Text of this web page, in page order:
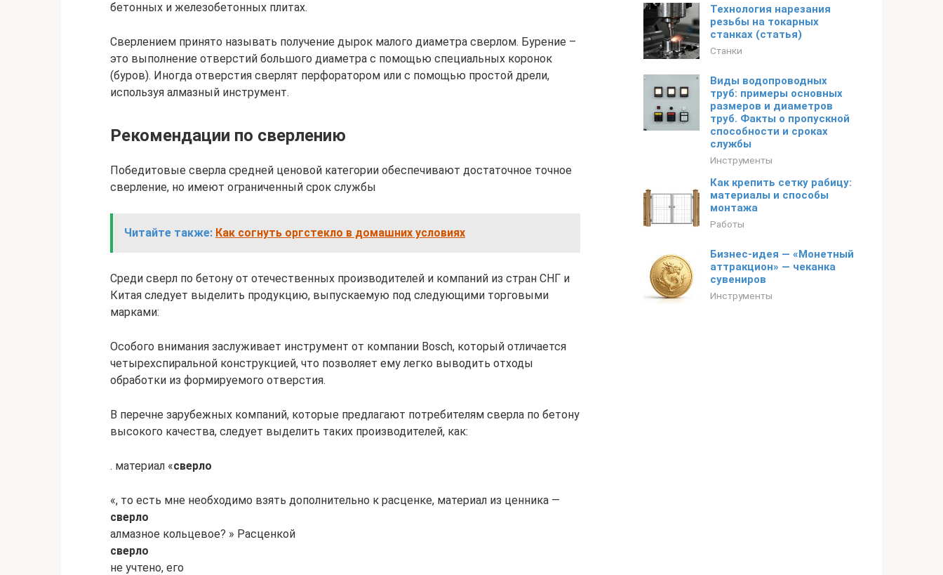
бетонных и железобетонных плитах.
Сверлением принято называть получение дырок малого диаметра сверлом. Бурение –
это выполнение отверстий большого диаметра с помощью специальных коронок
(буров). Иногда отверстия сверлят перфоратором или с помощью простой дрели,
используя алмазный инструмент.
Рекомендации по сверлению
Победитовые сверла средней ценовой категории обеспечивают достаточное точное
сверление, но имеют ограниченный срок службы
Читайте также: Как согнуть оргстекло в домашних условиях
Среди сверл по бетону от отечественных производителей и компаний из стран СНГ и
Китая следует выделить продукцию, выпускаемую под следующими торговыми
марками:
Особого внимания заслуживает инструмент от компании Bosch, который отличается
четырехспиральной конструкцией, что позволяет ему легко выводить отходы
обработки из формируемого отверстия.
В перечне зарубежных компаний, которые предлагают потребителям сверла по бетону
высокого качества, следует выделить таких производителей, как:
. материал «сверло
«, то есть мне необходимо взять дополнительно к расценке, материал из ценника —
сверло
алмазное кольцевое? » Расценкой
сверло
не учтено, его
Технология нарезания
резьбы на токарных
станках (статья)
Станки
Виды водопроводных
труб: примеры основных
размеров и диаметров
труб. Факты о пропускной
способности и сроках
службы
Инструменты
Как крепить сетку рабицу:
материалы и способы
монтажа
Работы
Бизнес-идея — «Монетный
аттракцион» — чеканка
сувениров
Инструменты